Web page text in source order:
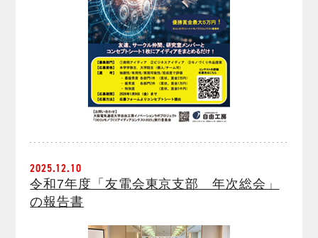
2025.12.10
令和7年度「友電会東京支部 年次総会」
の報告書